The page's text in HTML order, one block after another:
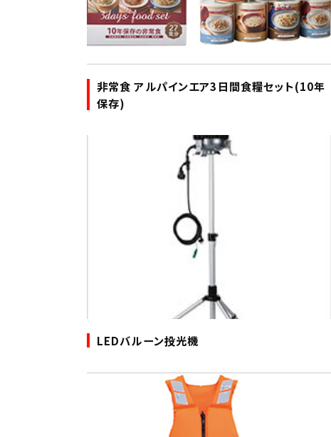
非常食 アルパインエア3日間食糧セット(10年
保存)
LEDバルーン投光機